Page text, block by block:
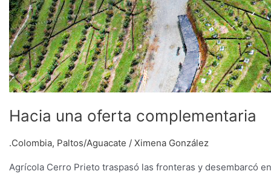
Hacia una oferta complementaria
.Colombia, Paltos/Aguacate / Ximena González
Agrícola Cerro Prieto traspasó las fronteras y desembarcó